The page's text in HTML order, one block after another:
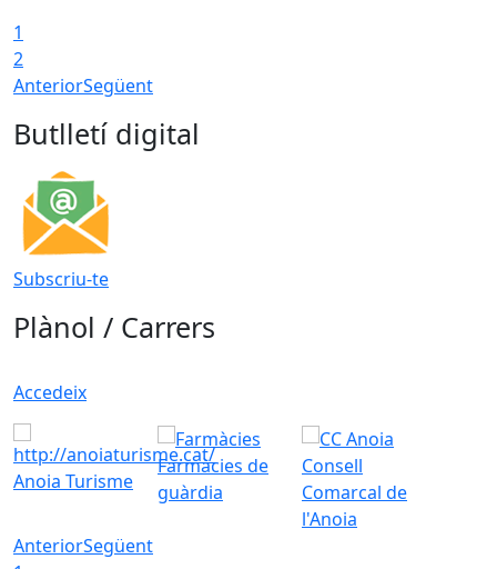
1
2
AnteriorSegüent
Butlletí digital
Subscriu-te
Plànol / Carrers
Accedeix
Anoia Turisme
Farmàcies de
guàrdia
Consell
Comarcal de
l'Anoia
AnteriorSegüent